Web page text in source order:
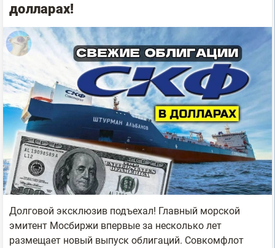
долларах!
Долговой эксклюзив подъехал! Главный морской
эмитент Мосбиржи впервые за несколько лет
размещает новый выпуск облигаций. Совкомфлот